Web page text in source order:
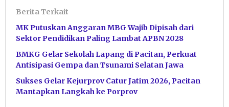
Berita Terkait
MK Putuskan Anggaran MBG Wajib Dipisah dari
Sektor Pendidikan Paling Lambat APBN 2028
BMKG Gelar Sekolah Lapang di Pacitan, Perkuat
Antisipasi Gempa dan Tsunami Selatan Jawa
Sukses Gelar Kejurprov Catur Jatim 2026, Pacitan
Mantapkan Langkah ke Porprov